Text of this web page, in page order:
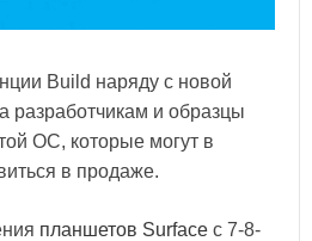
Build наряду с новой
разработчикам и образцы
ОС, которые могут в
в продаже.
планшетов Surface с 7-8-